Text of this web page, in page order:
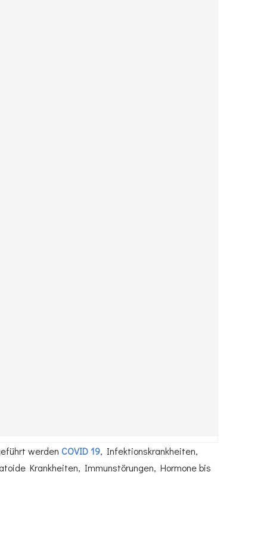
werden COVID 19, Infektionskrankheiten,
Krankheiten, Immunstörungen, Hormone bis